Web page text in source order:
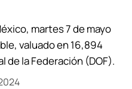
martes 7 de mayo
valuado en 16,894
de la Federación (DOF).